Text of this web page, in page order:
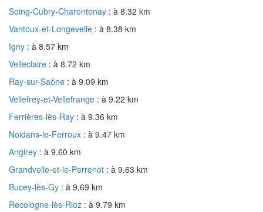
Soing-Cubry-Charentenay : à 8.32 km
Vantoux-et-Longevelle : à 8.38 km
Igny : à 8.57 km
Velleclaire : à 8.72 km
Ray-sur-Saône : à 9.09 km
Vellefrey-et-Vellefrange : à 9.22 km
Ferrières-lès-Ray : à 9.36 km
Noidans-le-Ferroux : à 9.47 km
Angirey : à 9.60 km
Grandvelle-et-le-Perrenot : à 9.63 km
Bucey-lès-Gy : à 9.69 km
Recologne-lès-Rioz : à 9.79 km